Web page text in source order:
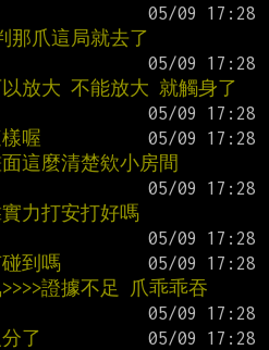
那爪這局就去了
放大 不能放大 就觸身了
喔
這麼清楚欸小房間
力打安打好嗎
到嗎
證據不足 爪乖乖吞
了